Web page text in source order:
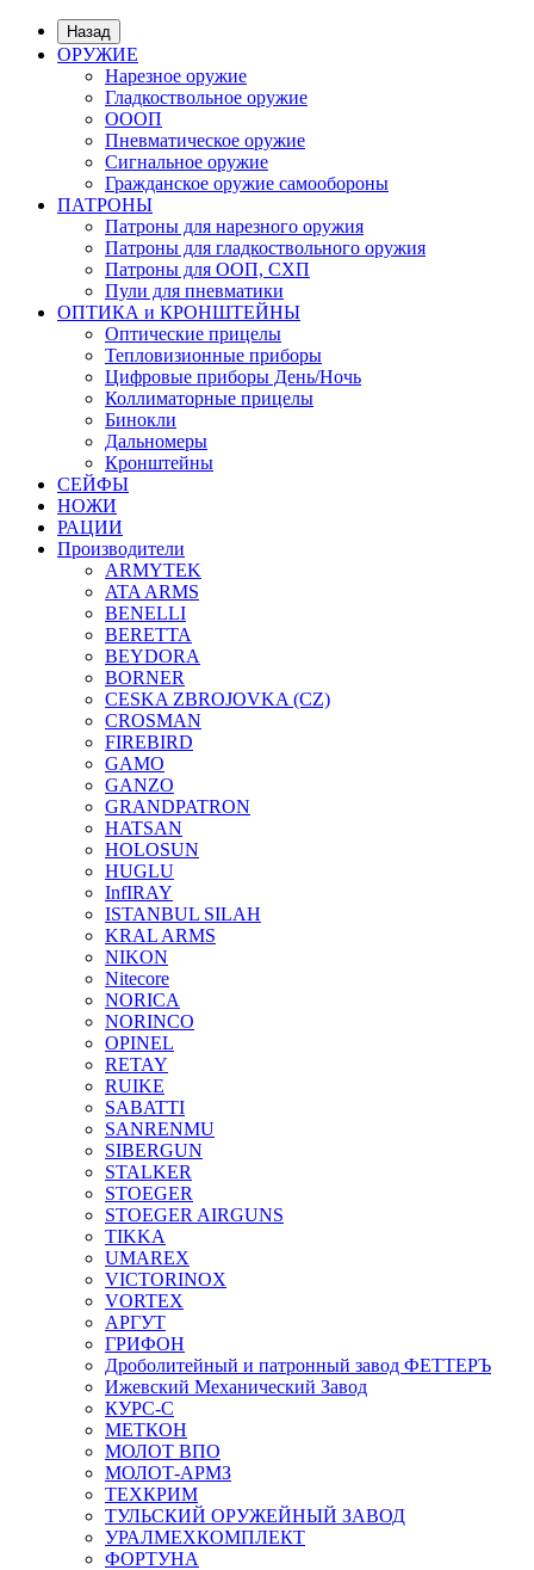
Назад
ОРУЖИЕ
Нарезное оружие
Гладкоствольное оружие
ОООП
Пневматическое оружие
Сигнальное оружие
Гражданское оружие самообороны
ПАТРОНЫ
Патроны для нарезного оружия
Патроны для гладкоствольного оружия
Патроны для ООП, СХП
Пули для пневматики
ОПТИКА и КРОНШТЕЙНЫ
Оптические прицелы
Тепловизионные приборы
Цифровые приборы День/Ночь
Коллиматорные прицелы
Бинокли
Дальномеры
Кронштейны
СЕЙФЫ
НОЖИ
РАЦИИ
Производители
ARMYTEK
ATA ARMS
BENELLI
BERETTA
BEYDORA
BORNER
CESKA ZBROJOVKA (CZ)
CROSMAN
FIREBIRD
GAMO
GANZO
GRANDPATRON
HATSAN
HOLOSUN
HUGLU
InfIRAY
ISTANBUL SILAH
KRAL ARMS
NIKON
Nitecore
NORICA
NORINCO
OPINEL
RETAY
RUIKE
SABATTI
SANRENMU
SIBERGUN
STALKER
STOEGER
STOEGER AIRGUNS
TIKKA
UMAREX
VICTORINOX
VORTEX
АРГУТ
ГРИФОН
Дроболитейный и патронный завод ФЕТТЕРЪ
Ижевский Механический Завод
КУРС-С
МЕТКОН
МОЛОТ ВПО
МОЛОТ-АРМЗ
ТЕХКРИМ
ТУЛЬСКИЙ ОРУЖЕЙНЫЙ ЗАВОД
УРАЛМЕХКОМПЛЕКТ
ФОРТУНА